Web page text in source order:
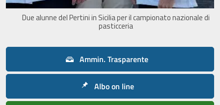
Due alunne del Pertini in Sicilia per il campionato nazionale di
pasticceria
Ammin. Trasparente
Albo on line